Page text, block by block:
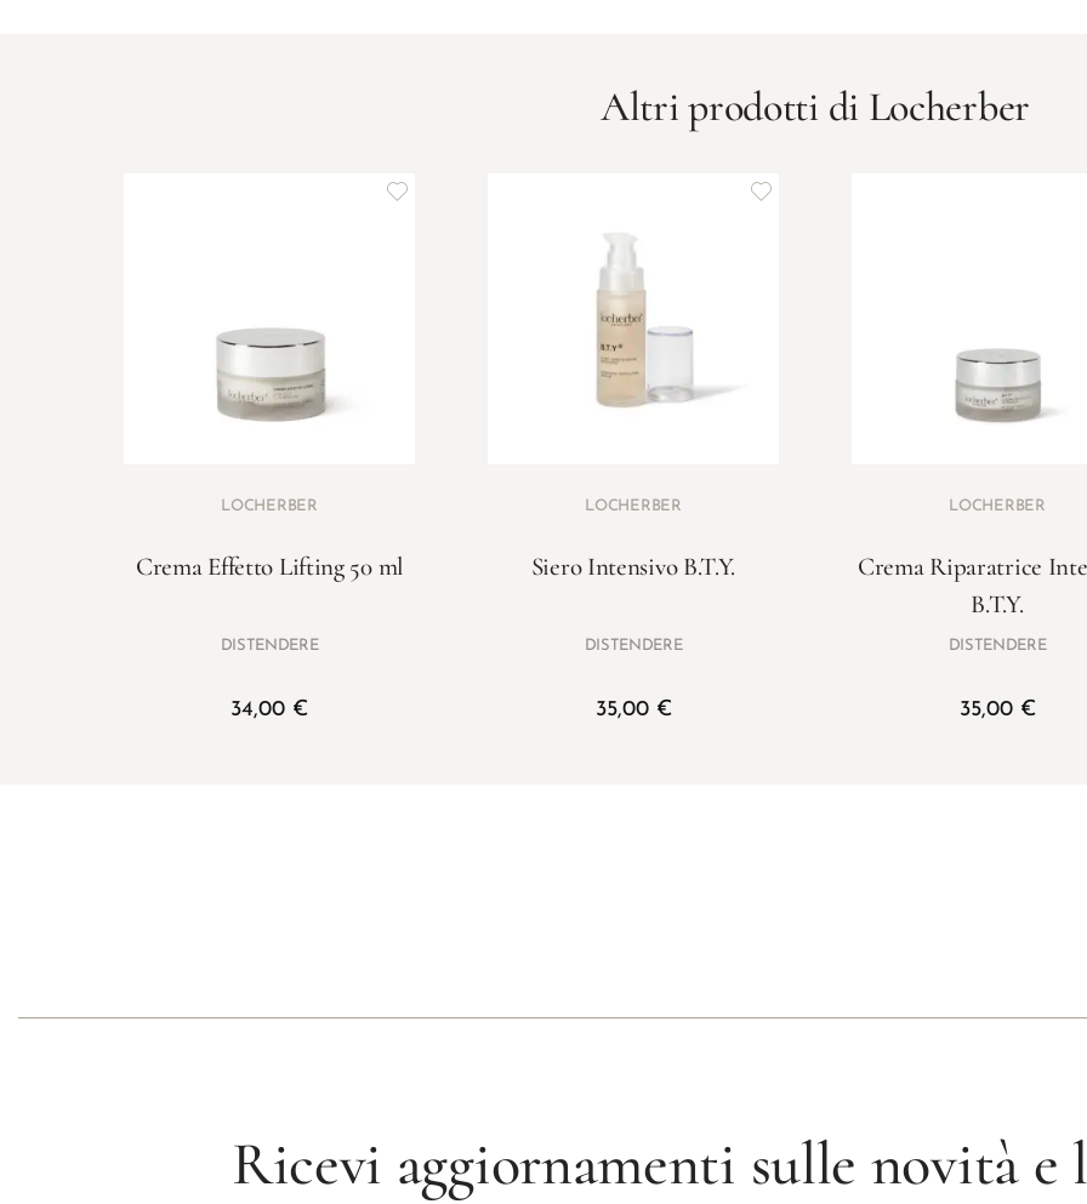
Altri prodotti di Locherber
LOCHERBER
Crema Effetto Lifting 50 ml
DISTENDERE
34,00 €
LOCHERBER
Siero Intensivo B.T.Y.
DISTENDERE
35,00 €
LOCHERBER
Crema Riparatrice
B.T.Y.
DISTENDERE
35,00 €
Ricevi aggiornamenti sulle novità e